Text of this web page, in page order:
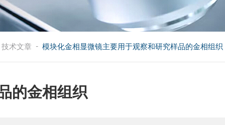
技术文章 - 模块化金相显微镜主要用于观察和研究样品的金相组织
的金相组织